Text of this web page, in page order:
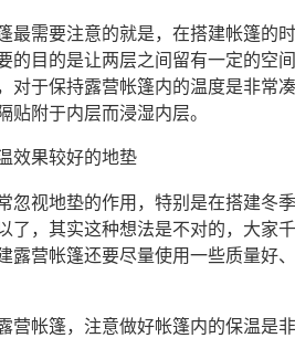
最需要注意的就是，在搭建帐篷的
的目的是让两层之间留有一定的空
对于保持露营帐篷内的温度是非常
贴附于内层而浸湿内层。
效果较好的地垫
忽视地垫的作用，特别是在搭建冬
了，其实这种想法是不对的，大家
露营帐篷还要尽量使用一些质量好
营帐篷，注意做好帐篷内的保温是